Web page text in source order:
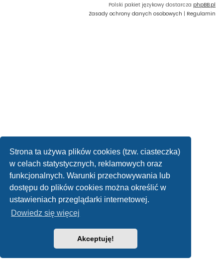
Strona ta używa plików cookies (tzw. ciasteczka)
w celach statystycznych, reklamowych oraz
funkcjonalnych. Warunki przechowywania lub
dostępu do plików cookies można określić w
ustawieniach przeglądarki internetowej.
Dowiedz się więcej
Akceptuję!
Polski pakiet językowy dostarcza phpBB.pl
Zasady ochrony danych osobowych | Regulamin